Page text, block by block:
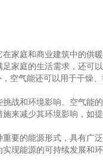
庭和商业建筑中的供暖
家庭的生活需求，还可
空气能还可以用于干燥
和环境影响。空气能的
来减少其环境影响，如
的能源形式，具有广泛
现能源的可持续发展和环